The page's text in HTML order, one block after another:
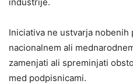
Iniciativa ne ustvarja
nacionalnem ali
zamenjati ali spreminjati
med podpisnicami.